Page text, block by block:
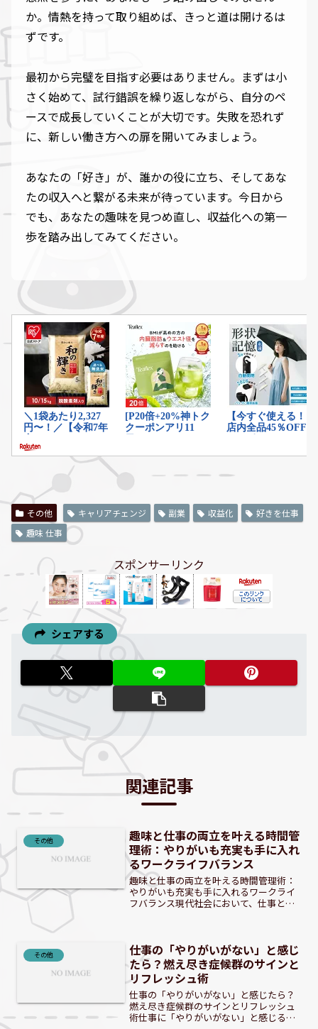
か。情熱を持って取り組めば、きっと道は開けるは
ずです。
最初から完璧を目指す必要はありません。まずは小
さく始めて、試行錯誤を繰り返しながら、自分のペ
ースで成長していくことが大切です。失敗を恐れず
に、新しい働き方への扉を開いてみましょう。
あなたの「好き」が、誰かの役に立ち、そしてあな
たの収入へと繋がる未来が待っています。今日から
でも、あなたの趣味を見つめ直し、収益化への第一
歩を踏み出してみてください。
その他 キャリアチェンジ 副業 収益化
好きを仕事
趣味 仕事
スポンサーリンク
シェアする
関連記事
その他
趣味と仕事の両立を叶える時間管
理術：やりがいも充実も手に入れ
るワークライフバランス
趣味と仕事の両立を叶える時間管理術：
やりがいも充実も手に入れるワークライ
フバランス現代社会において、仕事とプ
どちらか一方を犠牲にしが...
その他
仕事の「やりがいがない」と感じ
たら？燃え尽き症候群のサインと
リフレッシュ術
仕事の「やりがいがない」と感じたら？
燃え尽き症候群のサインとリフレッシュ
術仕事に「やりがいがない」と感じる